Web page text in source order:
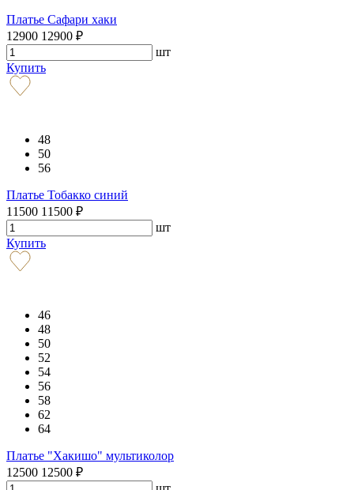
Платье Сафари хаки
12900 12900 ₽
шт
Купить
48
50
56
Платье Тобакко синий
11500 11500 ₽
шт
Купить
46
48
50
52
54
56
58
62
64
Платье "Хакишо" мультиколор
12500 12500 ₽